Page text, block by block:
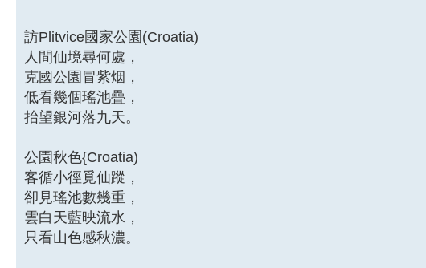
訪Plitvice國家公園(Croatia)
人間仙境尋何處，
克國公園冒紫烟，
低看幾個瑤池疊，
抬望銀河落九天。
公園秋色{Croatia)
客循小徑覓仙蹤，
卻見瑤池數幾重，
雲白天藍映流水，
只看山色感秋濃。